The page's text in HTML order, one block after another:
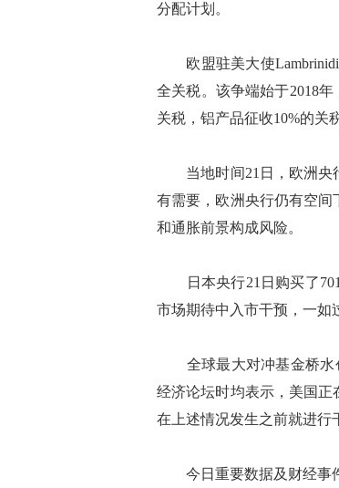
分配计划。
欧盟驻美大使
全关税。该争端始于2018
关税，铝产品征收10%的关
当地时间21日，欧洲央
有需要，欧洲央行仍有空
和通胀前景构成风险。
日本央行21日购买了701
市场期待中入市干预，一如
全球最大对冲基金桥水
经济论坛时均表示，美国
在上述情况发生之前就进行
今日重要数据及财经事